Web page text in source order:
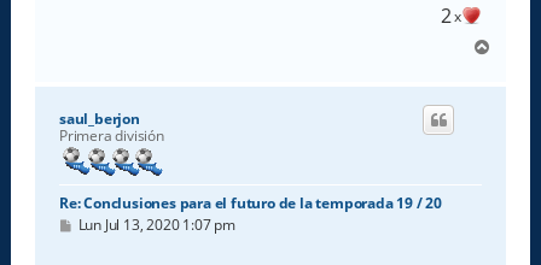
2x
r
saul_berjon
Primera división
Re: Conclusiones para el futuro de la temporada 19 / 20
M
Lun Jul 13, 2020 1:07 pm